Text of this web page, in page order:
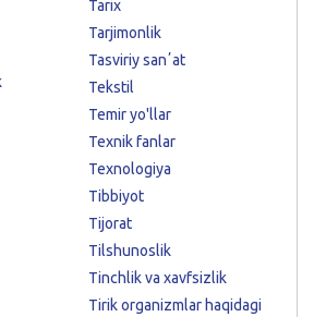
Tarix
Tarjimonlik
Tasviriy sanʼat
Tekstil
Temir yo'llar
Texnik fanlar
Texnologiya
Tibbiyot
Tijorat
Tilshunoslik
Tinchlik va xavfsizlik
Tirik organizmlar haqidagi